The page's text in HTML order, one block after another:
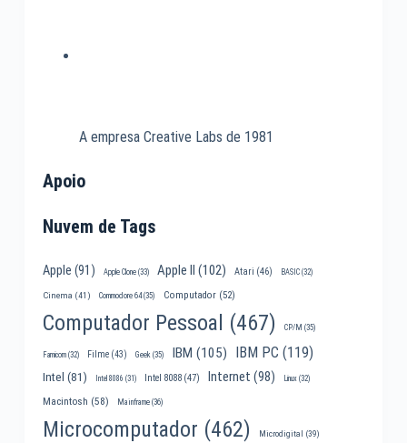
A empresa Creative Labs de 1981
Apoio
Nuvem de Tags
Apple (91) Apple Clone(33) Apple II (102) Atari (46) BASIC(32)
Cinema (41) Commodore 64(35) Computador(52)
Computador Pessoal (467) CP/M (35)
Famicom(32) Filme(43) Geek (35) IBM (105) IBM PC (119)
Intel (81) Intel 8086 (31) Intel 8088(47) Internet (98) Linux(32)
Macintosh (58) Mainframe(36)
Microcomputador (462) Microdigital (39)